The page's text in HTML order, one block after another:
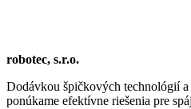
robotec, s.r.o.
Dodávkou špičkových technológií
ponúkame efektívne riešenia pre